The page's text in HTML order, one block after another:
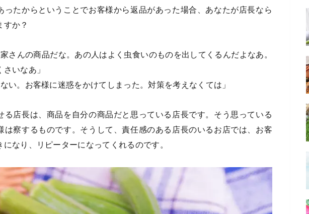
ったからということでお客様から返品があった場合、あなたが店長なら
すか？
家さんの商品だな。あの人はよく虫食いのものを出してくるんだよなあ。
いなあ」
ない。お客様に迷惑をかけてしまった。対策を考えなくては」
る店長は、商品を自分の商品だと思っている店長です。そう思っている
は察するものです。そうして、責任感のある店長のいるお店では、お客
なり、リピーターになってくれるのです。